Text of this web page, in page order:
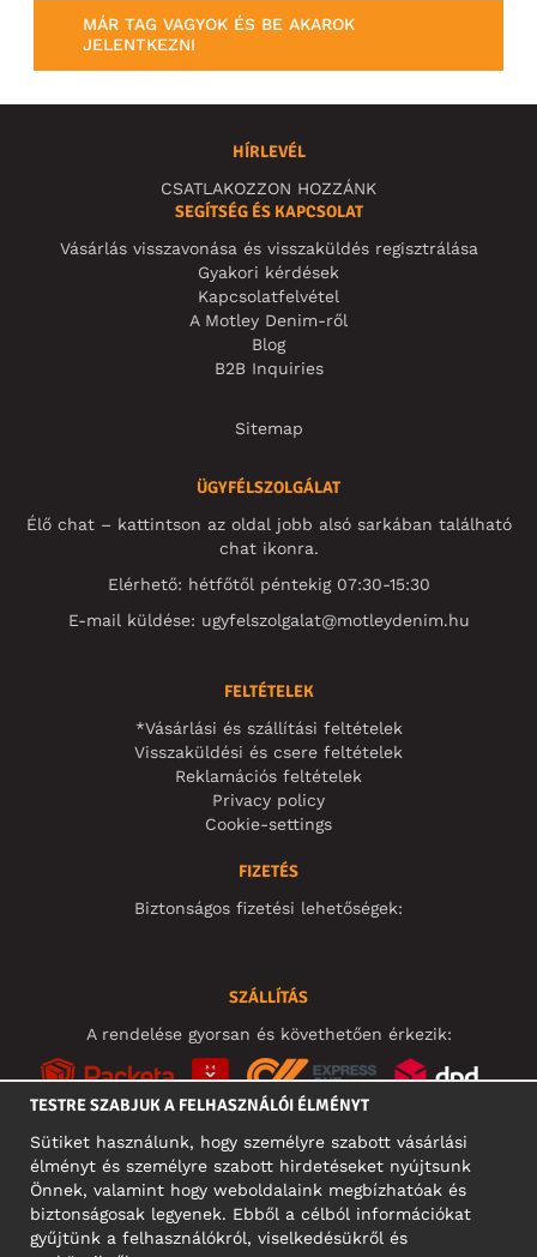
MÁR TAG VAGYOK ÉS BE AKAROK
JELENTKEZNI
HÍRLEVÉL
CSATLAKOZZON HOZZÁNK
SEGÍTSÉG ÉS KAPCSOLAT
Vásárlás visszavonása és visszaküldés regisztrálása
Gyakori kérdések
Kapcsolatfelvétel
A Motley Denim-ről
Blog
B2B Inquiries
Sitemap
ÜGYFÉLSZOLGÁLAT
Élő chat – kattintson az oldal jobb alsó sarkában található
chat ikonra.
Elérhető: hétfőtől péntekig 07:30-15:30
E-mail küldése: ugyfelszolgalat@motleydenim.hu
FELTÉTELEK
*Vásárlási és szállítási feltételek
Visszaküldési és csere feltételek
Reklamációs feltételek
Privacy policy
Cookie-settings
FIZETÉS
Biztonságos fizetési lehetőségek:
SZÁLLÍTÁS
A rendelése gyorsan és követhetően érkezik:
KÖZÖSSÉGI MÉDIA
TESTRE SZABJUK A FELHASZNÁLÓI ÉLMÉNYT
Sütiket használunk, hogy személyre szabott vásárlási
élményt és személyre szabott hirdetéseket nyújtsunk
Önnek, valamint hogy weboldalaink megbízhatóak és
biztonságosak legyenek. Ebből a célból információkat
gyűjtünk a felhasználókról, viselkedésükről és